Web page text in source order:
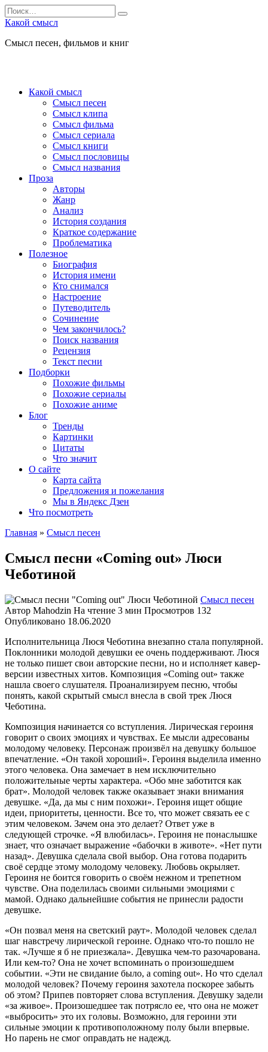
Перейти
к
Search
for:
Какой смысл
Смысл песен, фильмов и книг
Какой смысл
Смысл песен
Смысл клипа
Смысл фильма
Смысл сериала
Смысл книги
Смысл пословицы
Смысл названия
Проза
Авторы
Жанр
Анализ
История создания
Краткое содержание
Проблематика
Полезное
Биография
История имени
Кто снимался
Настроение
Путеводитель
Сочинение
Чем закончилось?
Поиск названия
Рецензия
Текст песни
Подборки
Похожие фильмы
Похожие сериалы
Похожие аниме
Блог
Тренды
Картинки
Цитаты
Что значит
О сайте
Карта сайта
Предложения и пожелания
Мы в Яндекс Дзен
Что посмотреть
Главная » Смысл песен
Смысл песни «Coming out» Люси
Чеботиной
Смысл песен
Автор Mahodzin На чтение 3 мин Просмотров 132
Опубликовано 18.06.2020
Исполнительница Люся Чеботина внезапно стала популярной.
Поклонники молодой девушки ее очень поддерживают. Люся
не только пишет свои авторские песни, но и исполняет кавер-
версии известных хитов. Композиция «Coming out» также
нашла своего слушателя. Проанализируем песню, чтобы
понять, какой скрытый смысл внесла в свой трек Люся
Чеботина.
Композиция начинается со вступления. Лирическая героиня
говорит о своих эмоциях и чувствах. Ее мысли адресованы
молодому человеку. Персонаж произвёл на девушку большое
впечатление. «Он такой хороший». Героиня выделила именно
этого человека. Она замечает в нем исключительно
положительные черты характера. «Обо мне заботится как
брат». Молодой человек также оказывает знаки внимания
девушке. «Да, да мы с ним похожи». Героиня ищет общие
идеи, приоритеты, ценности. Все то, что может связать ее с
этим человеком. Зачем она это делает? Ответ уже в
следующей строчке. «Я влюбилась». Героиня не понаслышке
знает, что означает выражение «бабочки в животе». «Нет пути
назад». Девушка сделала свой выбор. Она готова подарить
своё сердце этому молодому человеку. Любовь окрыляет.
Героиня не боится говорить о своём нежном и трепетном
чувстве. Она поделилась своими сильными эмоциями с
мамой. Однако дальнейшие события не принесли радости
девушке.
«Он позвал меня на светский раут». Молодой человек сделал
шаг навстречу лирической героине. Однако что-то пошло не
так. «Лучше я б не приезжала». Девушка чем-то разочарована.
Или кем-то? Она не хочет вспоминать о произошедшем
событии. «Эти не свидание было, а coming out». Но что сделал
молодой человек? Почему героиня захотела поскорее забыть
об этом? Припев повторяет слова вступления. Девушку задели
«за живое». Произошедшее так потрясло ее, что она не может
«выбросить» это их головы. Возможно, для героини эти
сильные эмоции к противоположному полу были впервые.
Но парень не смог оправдать не надежд.